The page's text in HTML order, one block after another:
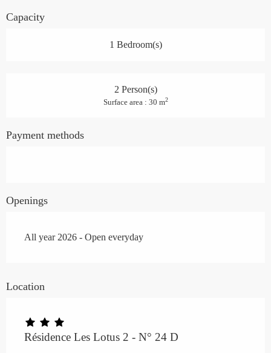
Capacity
1 Bedroom(s)
2 Person(s)
Surface area : 30 m2
Payment methods
Openings
All year 2026 - Open everyday
Location
Résidence Les Lotus 2 - N° 24 D